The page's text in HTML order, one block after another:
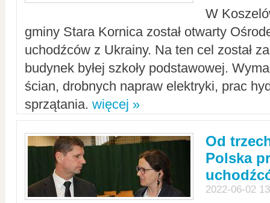
W
gminy Stara Kornica został otwarty
uchodźców z Ukrainy. Na ten cel został
budynek byłej szkoły podstawowej.
ścian, drobnych napraw elektryki, prac
sprzątania. więcej »
Od
Polska
2022-06-02